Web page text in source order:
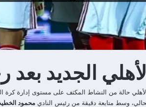
الجديد بعد
حالة من النشاط المكثف على مستوى إدارة كرة
وسط متابعة دقيقة من رئيس النادي محمود